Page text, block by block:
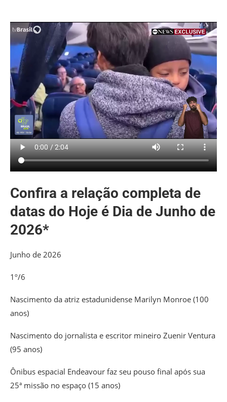
Confira a relação completa de
datas do Hoje é Dia de Junho de
2026*
Junho de 2026
1º/6
Nascimento da atriz estadunidense Marilyn Monroe (100
anos)
Nascimento do jornalista e escritor mineiro Zuenir Ventura
(95 anos)
Ônibus espacial Endeavour faz seu pouso final após sua
25ª missão no espaço (15 anos)